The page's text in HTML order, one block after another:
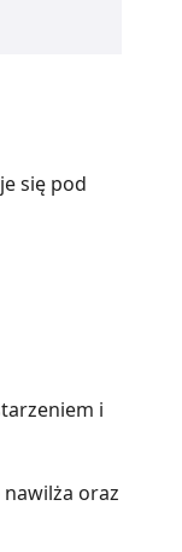
się pod
i
oraz